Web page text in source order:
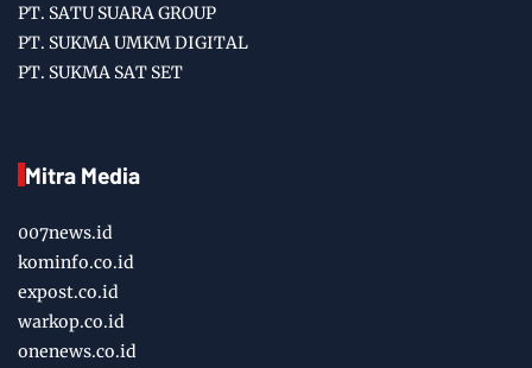
PT. SATU SUARA GROUP
PT. SUKMA UMKM DIGITAL
PT. SUKMA SAT SET
Mitra Media
007news.id
kominfo.co.id
expost.co.id
warkop.co.id
onenews.co.id